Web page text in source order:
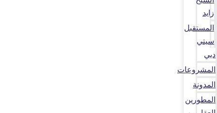
زايد
المستقبل
سيتي
دبي
المشروعات
المدونة
المطورين